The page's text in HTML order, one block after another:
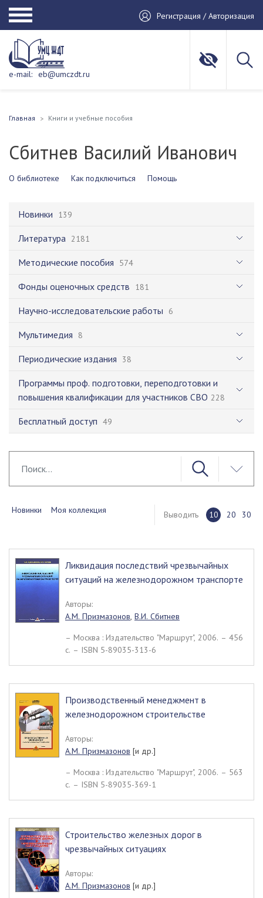
Регистрация / Авторизация
e-mail: eb@umczdt.ru
Главная Книги и учебные пособия
Сбитнев Василий Иванович
О библиотеке Как подключиться Помощь
Новинки 139
Литература 2181
Методические пособия 574
Фонды оценочных средств 181
Научно-исследовательские работы 6
Мультимедия 8
Периодические издания 38
Программы проф. подготовки, переподготовки и
повышения квалификации для участников СВО 228
Бесплатный доступ 49
Новинки Моя коллекция Выводить 10 20 30
Ликвидация последствий чрезвычайных
ситуаций на железнодорожном транспорте
Авторы:
А.М. Призмазонов, В.И. Сбитнев
– Москва : Издательство "Маршрут", 2006. – 456
c. – ISBN 5-89035-313-6
Производственный менеджмент в
железнодорожном строительстве
Авторы:
А.М. Призмазонов [и др.]
– Москва : Издательство "Маршрут", 2006. – 563
c. – ISBN 5-89035-369-1
Строительство железных дорог в
чрезвычайных ситуациях
Авторы:
А.М. Призмазонов [и др.]